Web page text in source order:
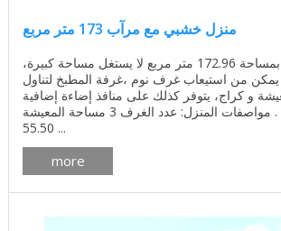
منزل خشبي مع مرآب 173 متر مربع
المنزل ذو طابقين بمساحة 172.96 متر مربع لا يستغل مساحة كبيرة،
من استيعاب غرف نوم ،غرفة المطبخ لتناول
و كراج، يتوفر كذلك على منافذ إضاءة إضافية
في الطابق الأول . مواصفات المنزل: عدد الغرف 3 مساحة المعيشة
55.50 ...
more